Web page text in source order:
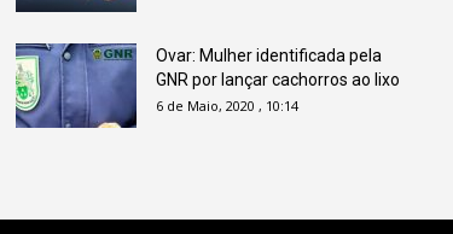
Ovar: Mulher identificada pela
GNR por lançar cachorros ao lixo
6 de Maio, 2020 , 10:14